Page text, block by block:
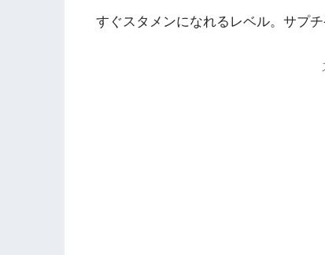
すぐスタメンになれるレベル。サプチ